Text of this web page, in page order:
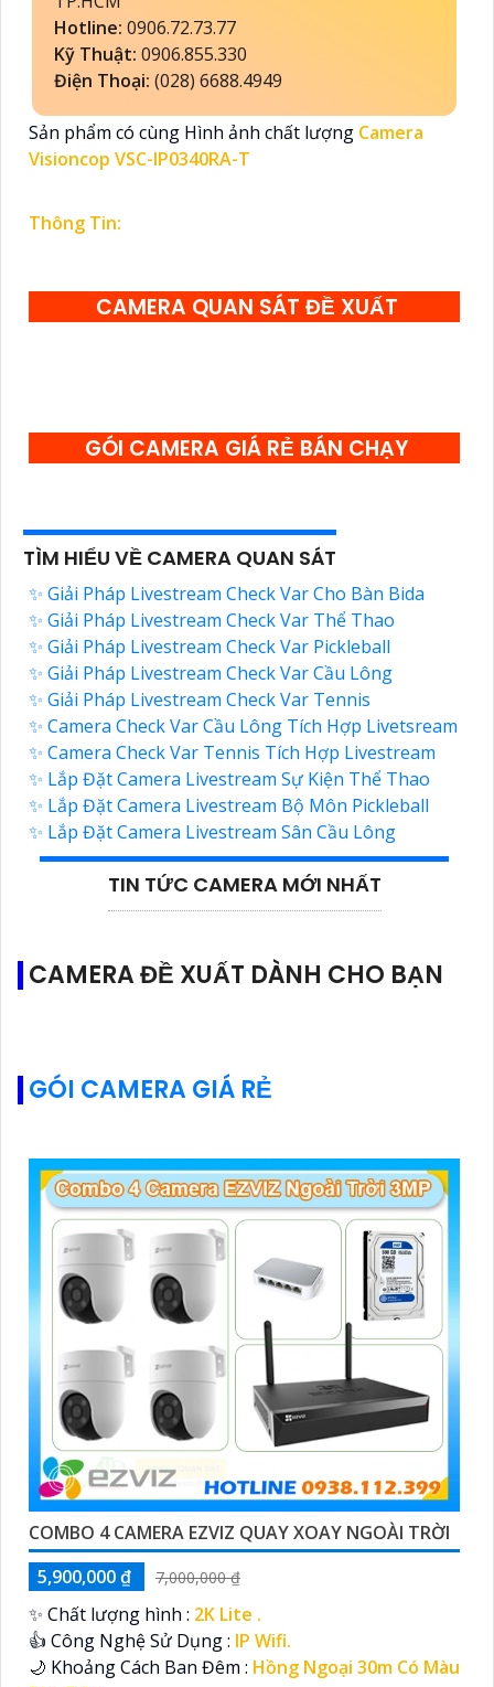
Hotline: 0906.72.73.77
Kỹ Thuật: 0906.855.330
Điện Thoại: (028) 6688.4949
Sản phẩm có cùng Hình ảnh chất lượng Camera
Visioncop VSC-IP0340RA-T
Thông Tin:
CAMERA QUAN SÁT ĐỀ XUẤT
GÓI CAMERA GIÁ RẺ BÁN CHẠY
TÌM HIỂU VỀ CAMERA QUAN SÁT
✨ Giải Pháp Livestream Check Var Cho Bàn Bida
✨ Giải Pháp Livestream Check Var Thể Thao
✨ Giải Pháp Livestream Check Var Pickleball
✨ Giải Pháp Livestream Check Var Cầu Lông
✨ Giải Pháp Livestream Check Var Tennis
✨ Camera Check Var Cầu Lông Tích Hợp Livetsream
✨ Camera Check Var Tennis Tích Hợp Livestream
✨ Lắp Đặt Camera Livestream Sự Kiện Thể Thao
✨ Lắp Đặt Camera Livestream Bộ Môn Pickleball
✨ Lắp Đặt Camera Livestream Sân Cầu Lông
TIN TỨC CAMERA MỚI NHẤT
CAMERA ĐỀ XUẤT DÀNH CHO BẠN
GÓI CAMERA GIÁ RẺ
COMBO 4 CAMERA EZVIZ QUAY XOAY NGOÀI TRỜI
5,900,000 ₫
7,000,000 ₫
✨ Chất lượng hình : 2K Lite .
👍 Công Nghệ Sử Dụng : IP Wifi.
🌙 Khoảng Cách Ban Đêm : Hồng Ngoại 30m Có Màu